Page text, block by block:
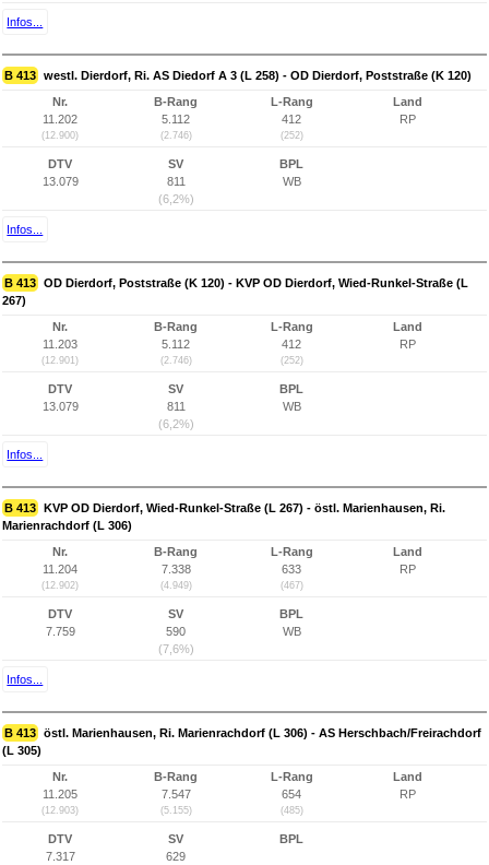
Infos...
B 413 westl. Dierdorf, Ri. AS Diedorf A 3 (L 258) - OD Dierdorf, Poststraße (K 120)
Nr.
11.202
(12.900)
B-Rang
5.112
(2.746)
L-Rang
412
(252)
Land
RP
DTV
13.079
SV
811
(6,2%)
BPL
WB
Infos...
B 413 OD Dierdorf, Poststraße (K 120) - KVP OD Dierdorf, Wied-Runkel-Straße (L
267)
Nr.
11.203
(12.901)
B-Rang
5.112
(2.746)
L-Rang
412
(252)
Land
RP
DTV
13.079
SV
811
(6,2%)
BPL
WB
Infos...
B 413 KVP OD Dierdorf, Wied-Runkel-Straße (L 267) - östl. Marienhausen, Ri.
Marienrachdorf (L 306)
Nr.
11.204
(12.902)
B-Rang
7.338
(4.949)
L-Rang
633
(467)
Land
RP
DTV
7.759
SV
590
(7,6%)
BPL
WB
Infos...
B 413 östl. Marienhausen, Ri. Marienrachdorf (L 306) - AS Herschbach/Freirachdorf
(L 305)
Nr.
11.205
(12.903)
B-Rang
7.547
(5.155)
L-Rang
654
(485)
Land
RP
DTV
7.317
SV
629
BPL